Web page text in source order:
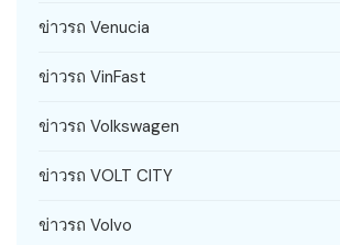
ข่าวรถ Venucia
ข่าวรถ VinFast
ข่าวรถ Volkswagen
ข่าวรถ VOLT CITY
ข่าวรถ Volvo